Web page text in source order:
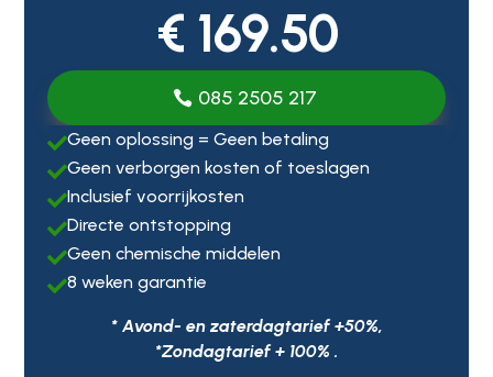
€ 169.50
085 2505 217
Geen oplossing = Geen betaling
Geen verborgen kosten of toeslagen
Inclusief voorrijkosten
Directe ontstopping
Geen chemische middelen
8 weken garantie
* Avond- en zaterdagtarief +50%,
*Zondagtarief + 100% .